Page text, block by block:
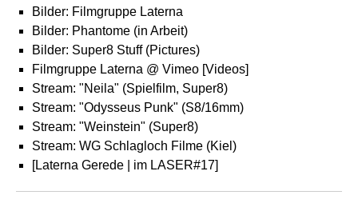
Bilder: Filmgruppe Laterna
Bilder: Phantome (in Arbeit)
Bilder: Super8 Stuff (Pictures)
Filmgruppe Laterna @ Vimeo [Videos]
Stream: "Neila" (Spielfilm, Super8)
Stream: "Odysseus Punk" (S8/16mm)
Stream: "Weinstein" (Super8)
Stream: WG Schlagloch Filme (Kiel)
[Laterna Gerede | im LASER#17]